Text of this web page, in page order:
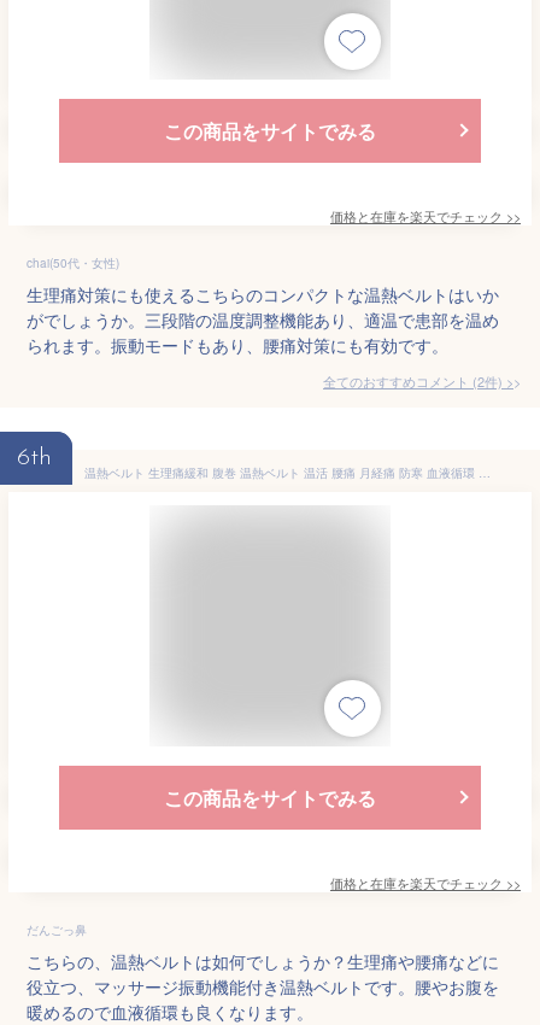
この商品をサイトでみる
価格と在庫を楽天でチェック >>
chai(50代・女性)
生理痛対策にも使えるこちらのコンパクトな温熱ベルトはいか
がでしょうか。三段階の温度調整機能あり、適温で患部を温め
られます。振動モードもあり、腰痛対策にも有効です。
全てのおすすめコメント (2件) >
6th
温熱ベルト 生理痛緩和 腹巻 温熱ベルト 温活 腰痛 月経痛 防寒 血液循環 消化促進 日常子宮温め 胃を温める マッサージ振動機能付き 冷え性対策 プレゼント
この商品をサイトでみる
価格と在庫を楽天でチェック >>
だんごっ鼻
こちらの、温熱ベルトは如何でしょうか？生理痛や腰痛などに
役立つ、マッサージ振動機能付き温熱ベルトです。腰やお腹を
暖めるので血液循環も良くなります。